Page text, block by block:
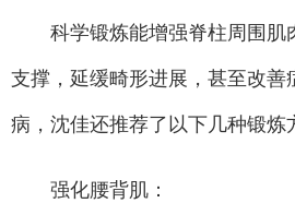
科学锻炼能增强脊柱周围肌
支撑，延缓畸形进展，甚至改善
病，沈佳还推荐了以下几种锻炼
强化腰背肌：